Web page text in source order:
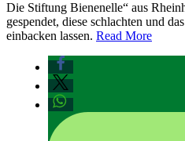
Die Stiftung Bienenelle“ aus
gespendet, diese schlachten und
einbacken lassen. Read More